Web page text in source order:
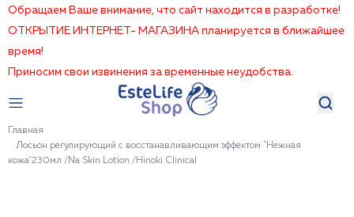
Обращаем Ваше внимание, что сайт находится в разработке!
ОТКРЫТИЕ ИНТЕРНЕТ- МАГАЗИНА планируется в ближайшее
время!
Приносим свои извинения за временные неудобства.
Главная
Лосьон регулирующий с восстанавливающим эффектом "Нежная
кожа"230мл /Na Skin Lotion /Hinoki Clinical